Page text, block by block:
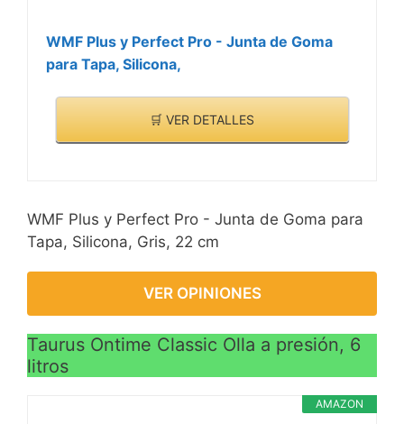
WMF Plus y Perfect Pro - Junta de Goma
para Tapa, Silicona,
🛒 VER DETALLES
WMF Plus y Perfect Pro - Junta de Goma para
Tapa, Silicona, Gris, 22 cm
VER OPINIONES
Taurus Ontime Classic Olla a presión, 6
litros
AMAZON